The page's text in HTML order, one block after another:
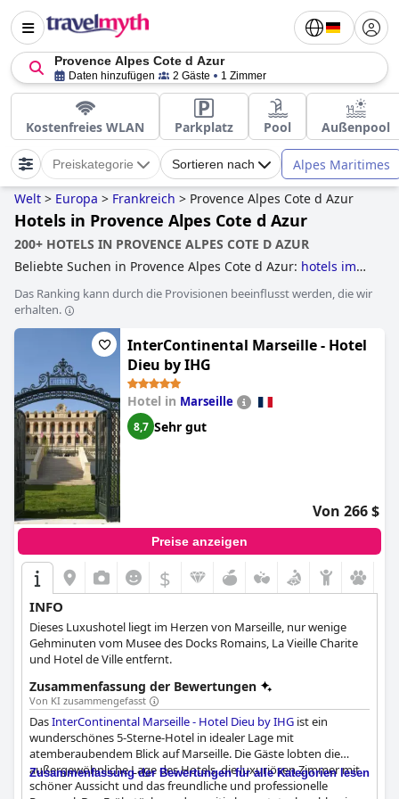
Provence Alpes Cote d Azur
Daten hinzufügen 2 Gäste 1 Zimmer
Kostenfreies WLAN Parkplatz Pool Außenpool
Preiskategorie Sortieren nach Alpes Maritimes
Welt > Europa > Frankreich > Provence Alpes Cote d Azur
Hotels in Provence Alpes Cote d Azur
200+ HOTELS IN PROVENCE ALPES COTE D AZUR
Beliebte Suchen in Provence Alpes Cote d Azur: hotels im
familienhotels.
Das Ranking kann durch die Provisionen beeinflusst werden, die wir
erhalten.
InterContinental Marseille - Hotel
Dieu by IHG
Hotel in Marseille
8,7 Sehr gut
Von 266 $
Preise anzeigen
$
INFO
Dieses Luxushotel liegt im Herzen von Marseille, nur wenige
Gehminuten vom Musee des Docks Romains, La Vieille Charite
und Hotel de Ville entfernt.
Zusammenfassung der Bewertungen
Von KI zusammengefasst
DasInterContinental Marseille - Hotel Dieu by IHG ist ein
wunderschönes 5-Sterne-Hotel in idealer Lage mit
atemberaubendem Blick auf Marseille. Die Gäste lobten die
außergewöhnliche Lage des Hotels, die luxuriösen Zimmer mit
schöner Aussicht und das freundliche und professionelle
Zusammenfassung der Bewertungen für alle Kategorien lesen